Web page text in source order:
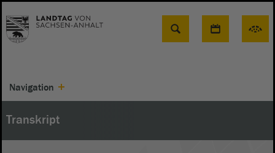
Suche
Navigation
Transkript